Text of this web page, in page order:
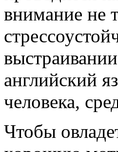
внимание не
английский
человека,
Чтобы